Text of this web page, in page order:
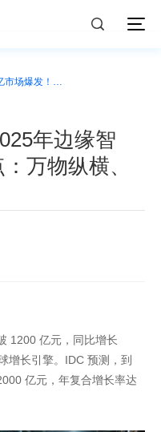
1200亿市场爆发！2025年边缘智能盒子优质品牌盘点：万物纵横、海康威视领衔
年边缘智
万物纵横、
1200 亿元，同比增长
增长引擎。IDC 预测，到
亿元，年复合增长率达